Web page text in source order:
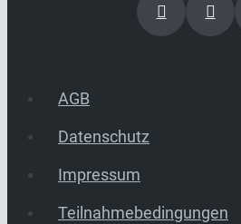
AGB
Datenschutz
Impressum
Teilnahmebedingungen